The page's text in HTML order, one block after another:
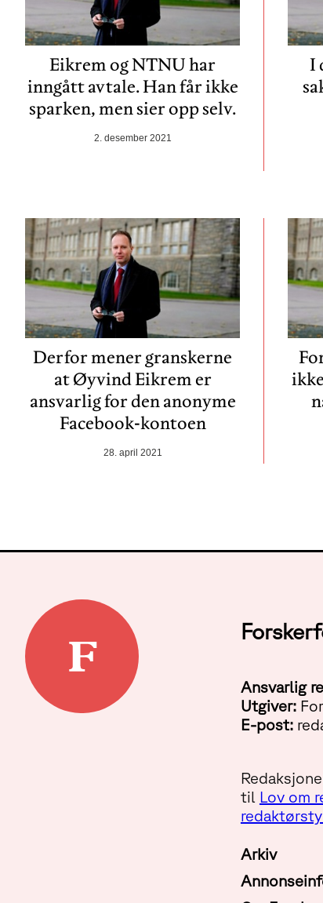
Eikrem og NTNU har
inngått avtale. Han får ikke
sparken, men sier opp selv.
2. desember 2021
I
Derfor mener granskerne
at Øyvind Eikrem er
ansvarlig for den anonyme
Facebook-kontoen
28. april 2021
Ansvarlig
Utgiver:
E-post:
til Lov om
Arkiv